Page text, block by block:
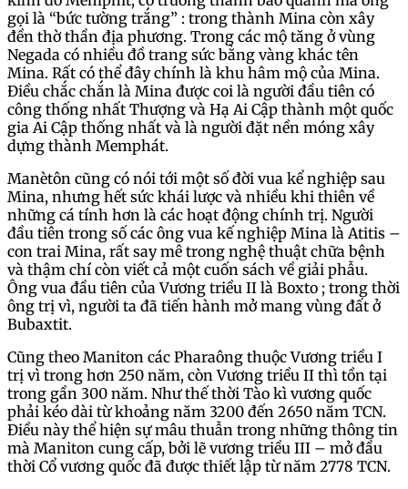
gọi là “bức tường trắng” : trong thành Mina còn xây
đền thờ thần địa phương. Trong các mộ tăng ở vùng
Negada có nhiều đồ trang sức bằng vàng khác tên
Mina. Rất có thể đây chính là khu hâm mộ của Mina.
Điều chắc chắn là Mina được coi là người đầu tiên có
công thống nhất Thượng và Hạ Ai Cập thành một quốc
gia Ai Cập thống nhất và là người đặt nền móng xây
dựng thành Memphát.
Manètôn cũng có nói tới một số đời vua kể nghiệp sau
Mina, nhưng hết sức khái lược và nhiều khi thiên về
những cá tính hơn là các hoạt động chính trị. Người
đầu tiên trong số các ông vua kế nghiệp Mina là Atitis –
con trai Mina, rất say mê trong nghệ thuật chữa bệnh
và thậm chí còn viết cả một cuốn sách về giải phẫu.
Ông vua đầu tiên của Vương triều II là Boxto ; trong thời
ông trị vì, người ta đã tiến hành mở mang vùng đất ở
Bubaxtit.
Cũng theo Maniton các Pharaông thuộc Vương triều I
trị vì trong hơn 250 năm, còn Vương triều II thì tồn tại
trong gần 300 năm. Như thế thời Tào kì vương quốc
phải kéo dài từ khoảng năm 3200 đến 2650 năm TCN.
Điều này thể hiện sự mâu thuẫn trong những thông tin
mà Maniton cung cấp, bởi lẽ vương triều III – mở đầu
thời Cổ vương quốc đã được thiết lập từ năm 2778 TCN.